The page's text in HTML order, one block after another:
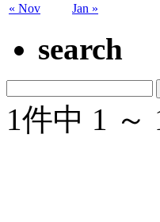
« Nov Jan »
search
1件中 1 ～